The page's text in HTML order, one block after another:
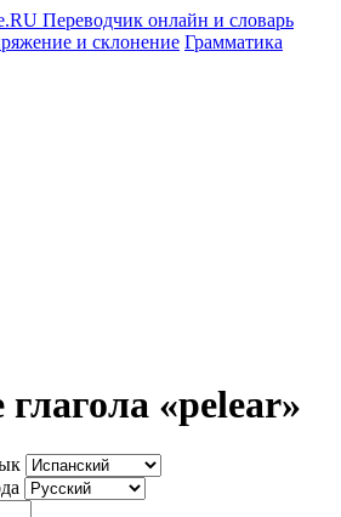
и склонение Грамматика
«pelear»